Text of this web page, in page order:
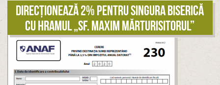
Direcționează 2% pentru singura biserică
cu hramul „Sf. Maxim Mărturisitorul”